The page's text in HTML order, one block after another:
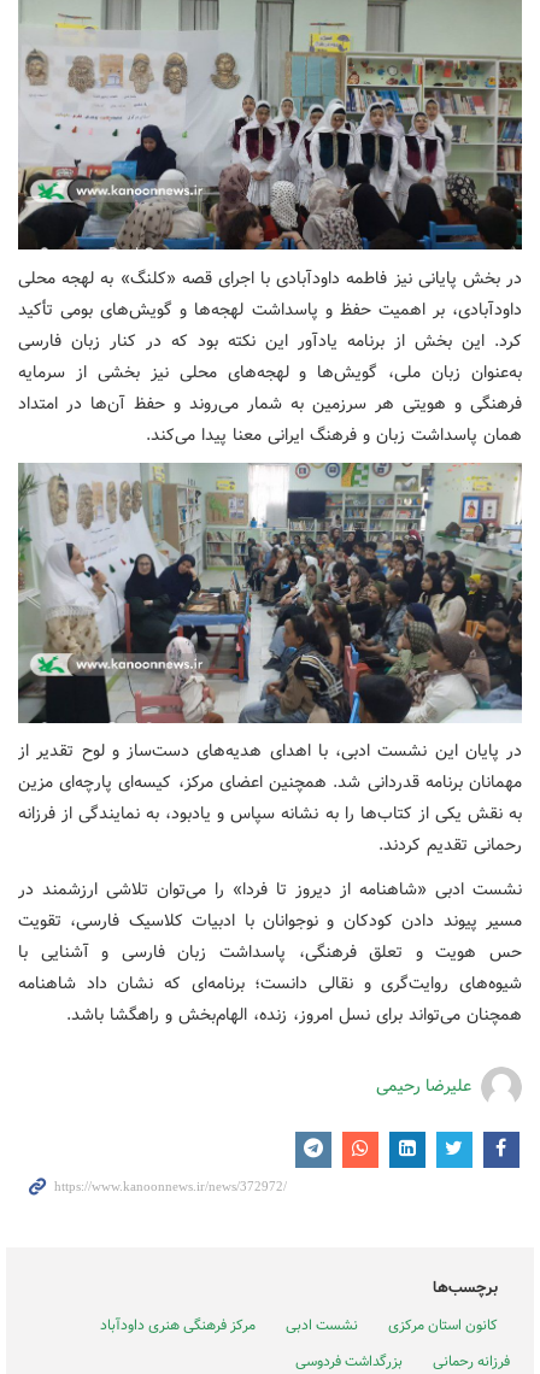
در بخش پایانی نیز فاطمه داودآبادی با اجرای قصه «کلنگ» به لهجه محلی
داودآبادی، بر اهمیت حفظ و پاسداشت لهجه‌ها و گویش‌های بومی تأکید
کرد. این بخش از برنامه یادآور این نکته بود که در کنار زبان فارسی
به‌عنوان زبان ملی، گویش‌ها و لهجه‌های محلی نیز بخشی از سرمایه
فرهنگی و هویتی هر سرزمین به شمار می‌روند و حفظ آن‌ها در امتداد
همان پاسداشت زبان و فرهنگ ایرانی معنا پیدا می‌کند.
در پایان این نشست ادبی، با اهدای هدیه‌های دست‌ساز و لوح تقدیر از
مهمانان برنامه قدردانی شد. همچنین اعضای مرکز، کیسه‌ای پارچه‌ای مزین
به نقش یکی از کتاب‌ها را به نشانه سپاس و یادبود، به نمایندگی از فرزانه
رحمانی تقدیم کردند.
نشست ادبی «شاهنامه از دیروز تا فردا» را می‌توان تلاشی ارزشمند در
مسیر پیوند دادن کودکان و نوجوانان با ادبیات کلاسیک فارسی، تقویت
حس هویت و تعلق فرهنگی، پاسداشت زبان فارسی و آشنایی با
شیوه‌های روایت‌گری و نقالی دانست؛ برنامه‌ای که نشان داد شاهنامه
همچنان می‌تواند برای نسل امروز، زنده، الهام‌بخش و راهگشا باشد.
علیرضا رحیمی
برچسب‌ها
کانون استان مرکزی نشست ادبی
مرکز فرهنگی هنری داودآباد
فرزانه رحمانی
بزرگداشت فردوسی